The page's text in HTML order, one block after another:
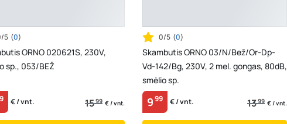
5 (0)
ORNO 020621S, 230V,
sp., 053/BEŽ
€ / vnt. 1599 € / vnt.
0/5 (0)
Skambutis ORNO 03/N/Bež/Or-Dp-
Vd-142/Bg, 230V, 2 mel. gongas, 80dB,
smėlio sp.
999 € / vnt. 1399 € / vnt.